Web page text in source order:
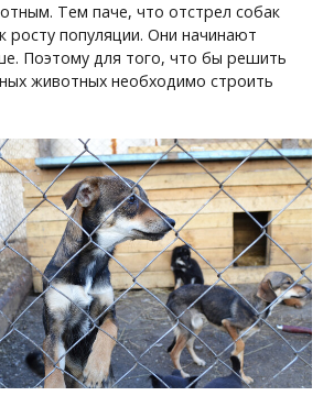
Тем паче, что отстрел собак
росту популяции. Они начинают
Поэтому для того, что бы решить
животных необходимо строить